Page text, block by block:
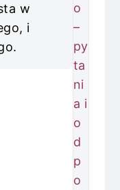
w
i
o
–
py
ta
ni
a i
o
d
p
o